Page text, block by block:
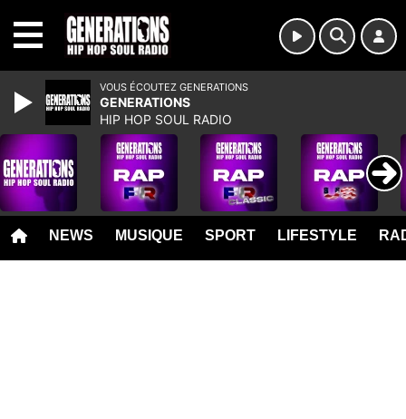
NEWS MUSIQUE SPORT LIFESTYLE
VOUS ÉCOUTEZ GENERATIONS
GENERATIONS
HIP HOP SOUL RADIO